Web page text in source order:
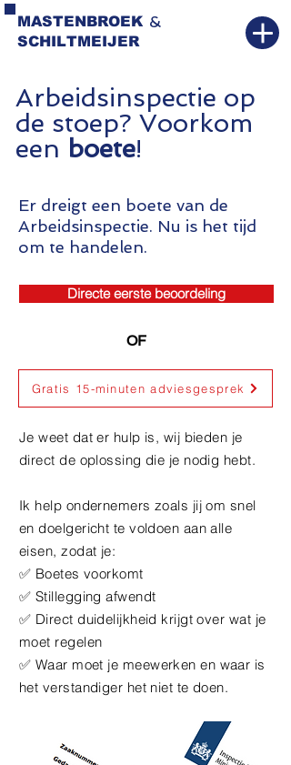
MASTENBROEK
SCHILTMEIJER
&
Arbeidsinspectie op
de stoep? Voorkom
een boete!
Er dreigt een boete van de
Arbeidsinspectie. Nu is het tijd
om te handelen.
Directe eerste beoordeling
OF
Gratis 15-minuten adviesgesprek
​Je weet dat er hulp is, wij bieden je
direct de oplossing die je nodig hebt.
Ik help ondernemers zoals jij om snel
en doelgericht te voldoen aan alle
eisen, zodat je:
✅ Boetes voorkomt
✅ Stillegging afwendt
✅ Direct duidelijkheid krijgt over wat je
moet regelen
✅ Waar moet je meewerken en waar is
het verstandiger het niet te doen.